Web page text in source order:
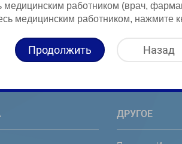
Информация о Продукции
ДРУГОЕ
медицинским работником (врач,
медицинским работником, нажмите
Продолжить Назад